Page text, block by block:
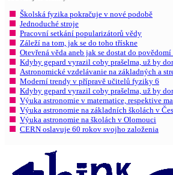
Školská fyzika pokračuje v nové podobě
Jednoduché stroje
Pracovní setkání popularizátorů vědy
Záleží na tom, jak se do toho třískne
Otevřená věda aneb jak se dostat do
Kdyby gepard vyrazil coby prašelma, už by
Astronomické vzdelávanie na základných a
Moderní trendy v přípravě učitelů fyziky 6
Kdyby gepard vyrazil coby prašelma, už by
Výuka astronomie v matematice, respektive
Výuka astronomie na základních školách v
Výuka astronomie na školách v Olomouci
CERN oslavuje 60 rokov svojho založenia